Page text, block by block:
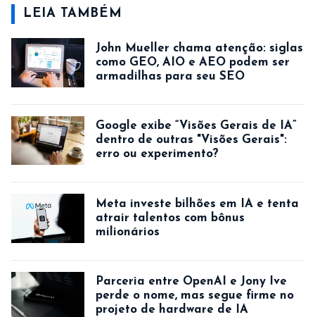
LEIA TAMBÉM
John Mueller chama atenção: siglas
como GEO, AIO e AEO podem ser
armadilhas para seu SEO
Google exibe “Visões Gerais de IA”
dentro de outras "Visões Gerais":
erro ou experimento?
Meta investe bilhões em IA e tenta
atrair talentos com bônus
milionários
Parceria entre OpenAI e Jony Ive
perde o nome, mas segue firme no
projeto de hardware de IA